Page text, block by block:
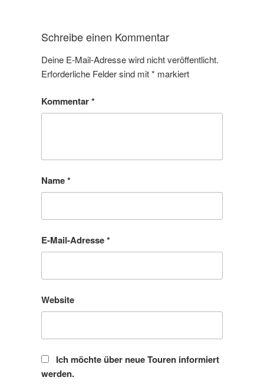
Schreibe einen Kommentar
Deine E-Mail-Adresse wird nicht veröffentlicht.
Erforderliche Felder sind mit* markiert
Kommentar*
Name*
E-Mail-Adresse*
Website
Ich möchte über neue Touren informiert
werden.